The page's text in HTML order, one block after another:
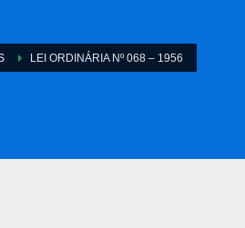
LEI ORDINÁRIA Nº 068 – 1956